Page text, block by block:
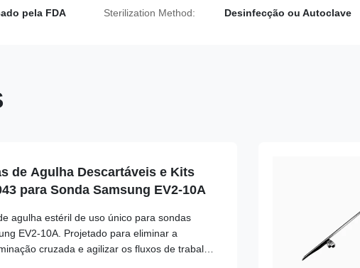
pela FDA Sterilization Method: Desinfecção ou Autoclave
de Agulha Descartáveis e Kits
para Sonda Samsung EV2-10A
agulha estéril de uso único para sondas
EV2-10A. Projetado para eliminar a
cruzada e agilizar os fluxos de trabalho